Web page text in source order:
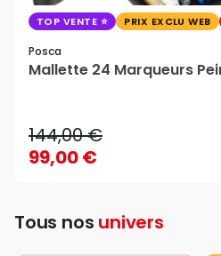
TOP VENTE PRIX EXCLU WEB
Posca
Mallette 24 Marqueurs
144,00 €
99,00 €
Tous nos univers